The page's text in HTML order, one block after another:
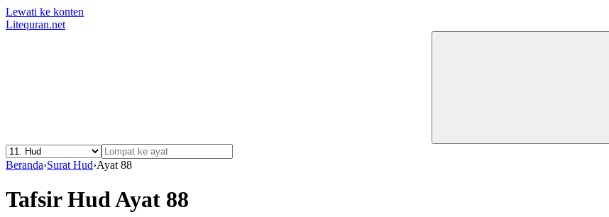
Lewati ke konten
Litequran.net
Beranda›Surat Hud›Ayat 88
Tafsir Hud Ayat 88